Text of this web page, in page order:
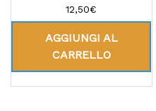
su 5
12,50€
AGGIUNGI AL
CARRELLO